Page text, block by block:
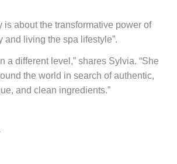
is about the transformative power of
and living the spa lifestyle”.
a different level,” shares Sylvia. “She
the world in search of authentic,
and clean ingredients.”